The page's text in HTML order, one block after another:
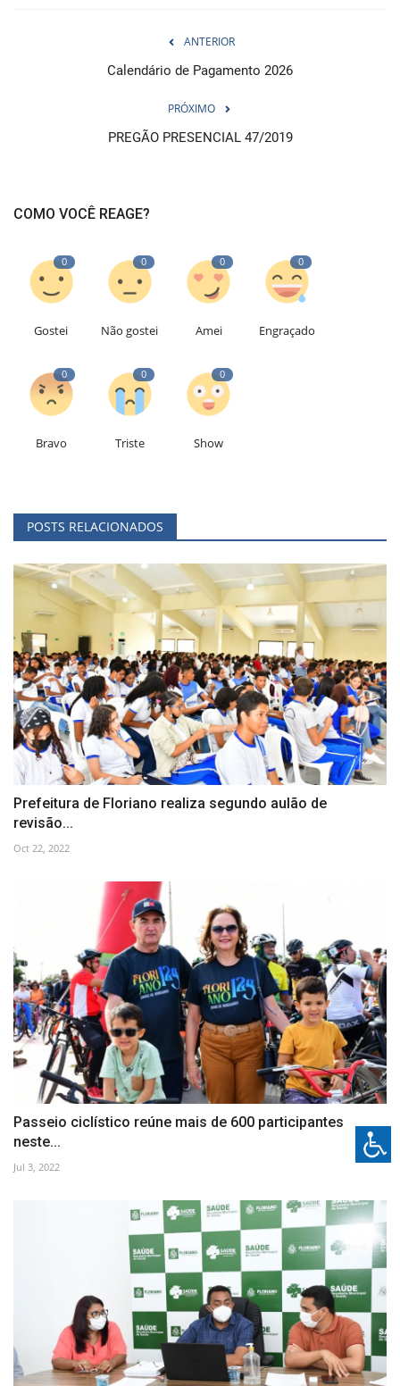
ANTERIOR
Calendário de Pagamento 2026
PRÓXIMO
PREGÃO PRESENCIAL 47/2019
COMO VOCÊ REAGE?
0
Gostei
0
Não gostei
0
Amei
0
Engraçado
0
Bravo
0
Triste
0
Show
POSTS RELACIONADOS
Prefeitura de Floriano realiza segundo aulão de
revisão...
Oct 22, 2022
Passeio ciclístico reúne mais de 600 participantes
neste...
Jul 3, 2022